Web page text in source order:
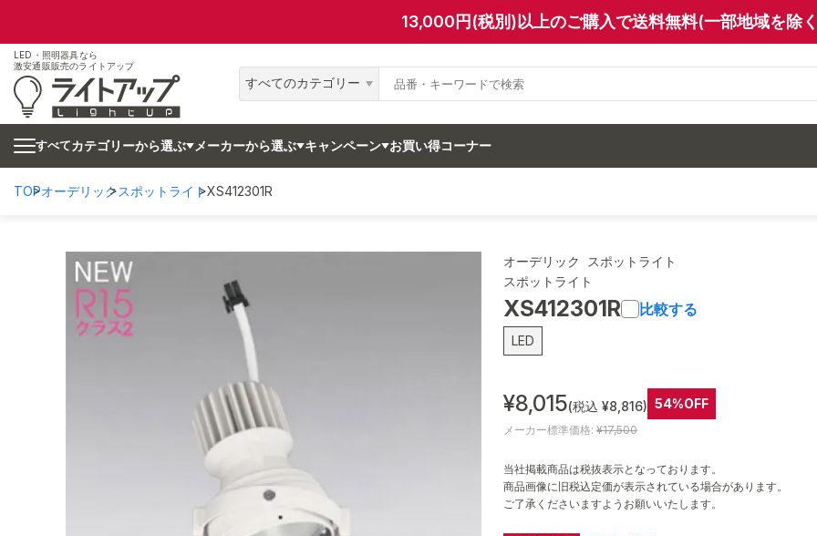
13,000円(税別)以上のご購入で送料無料(一部地域を除
LED・照明器具なら
激安通販販売のライトアップ
すべてのカテゴリー
すべてカテゴリーから選ぶ メーカーから選ぶ キャンペーン お買い得コーナー
TOPオーデリックスポットライトXS412301R
オーデリック スポットライト
スポットライト
XS412301R 比較する
LED
¥8,015(税込 ¥8,816) 54%OFF
メーカー標準価格: ¥17,500
当社掲載商品は税抜表示となっております。
商品画像に旧税込定価が表示されている場合があります。
ご了承くださいますようお願いいたします。